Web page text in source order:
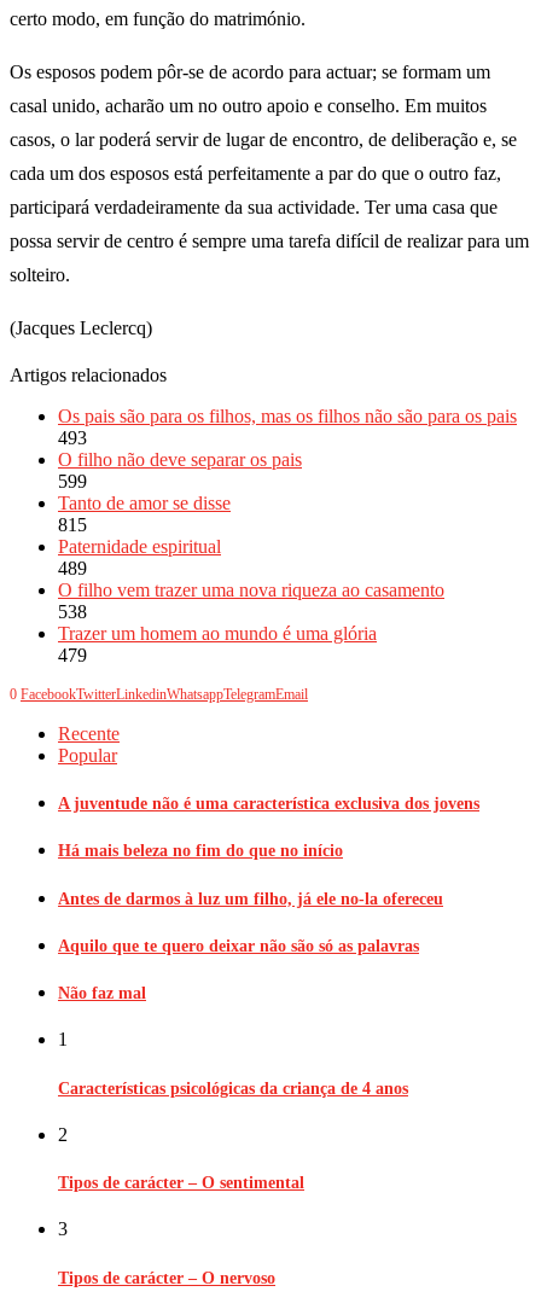
certo modo, em função do matrimónio.
Os esposos podem pôr-se de acordo para actuar; se formam um
casal unido, acharão um no outro apoio e conselho. Em muitos
casos, o lar poderá servir de lugar de encontro, de deliberação e, se
cada um dos esposos está perfeitamente a par do que o outro faz,
participará verdadeiramente da sua actividade. Ter uma casa que
possa servir de centro é sempre uma tarefa difícil de realizar para um
solteiro.
(Jacques Leclercq)
Artigos relacionados
Os pais são para os filhos, mas os filhos não são para os pais
493
O filho não deve separar os pais
599
Tanto de amor se disse
815
Paternidade espiritual
489
O filho vem trazer uma nova riqueza ao casamento
538
Trazer um homem ao mundo é uma glória
479
0 FacebookTwitterLinkedinWhatsappTelegramEmail
Recente
Popular
A juventude não é uma característica exclusiva dos jovens
Há mais beleza no fim do que no início
Antes de darmos à luz um filho, já ele no-la ofereceu
Aquilo que te quero deixar não são só as palavras
Não faz mal
1
Características psicológicas da criança de 4 anos
2
Tipos de carácter – O sentimental
3
Tipos de carácter – O nervoso